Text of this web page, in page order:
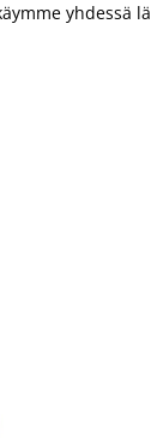
yhdessä